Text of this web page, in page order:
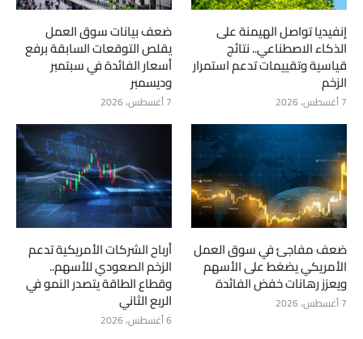
إنفيديا تواصل الهيمنة على
الذكاء الاصطناعي.. نتائج
قياسية وتقييمات تدعم استمرار
الزخم
7 أغسطس، 2026
ضعف بيانات سوق العمل
يقلص التوقعات السابقة برفع
أسعار الفائدة في سبتمبر
وديسمبر
7 أغسطس، 2026
ضعف مفاجئ في سوق العمل
الأمريكي يضغط على الأسهم
ويعزز رهانات خفض الفائدة
7 أغسطس، 2026
أرباح الشركات الأمريكية تدعم
الزخم الصعودي للأسهم..
وقطاع الطاقة يتصدر النمو في
الربع الثاني
6 أغسطس، 2026